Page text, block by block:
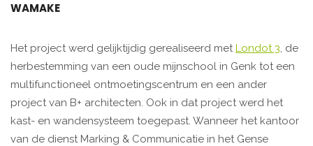
WAMAKE
Het project werd gelijktijdig gerealiseerd met Londot 3, de
herbestemming van een oude mijnschool in Genk tot een
multifunctioneel ontmoetingscentrum en een ander
project van B+ architecten. Ook in dat project werd het
kast- en wandensysteem toegepast. Wanneer het kantoor
van de dienst Marking & Communicatie in het Gense